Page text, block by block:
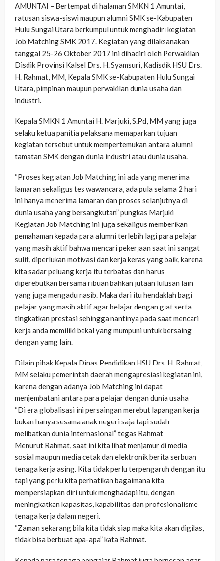
AMUNTAI – Bertempat di halaman SMKN 1 Amuntai,
ratusan siswa-siswi maupun alumni SMK se-Kabupaten
Hulu Sungai Utara berkumpul untuk menghadiri kegiatan
Job Matching SMK 2017. Kegiatan yang dilaksanakan
tanggal 25-26 Oktober 2017 ini dihadiri oleh Perwakilan
Disdik Provinsi Kalsel Drs. H. Syamsuri, Kadisdik HSU Drs.
H. Rahmat, MM, Kepala SMK se-Kabupaten Hulu Sungai
Utara, pimpinan maupun perwakilan dunia usaha dan
industri.
Kepala SMKN 1 Amuntai H. Marjuki, S.Pd, MM yang juga
selaku ketua panitia pelaksana memaparkan tujuan
kegiatan tersebut untuk mempertemukan antara alumni
tamatan SMK dengan dunia industri atau dunia usaha.
“Proses kegiatan Job Matching ini ada yang menerima
lamaran sekaligus tes wawancara, ada pula selama 2 hari
ini hanya menerima lamaran dan proses selanjutnya di
dunia usaha yang bersangkutan” pungkas Marjuki
Kegiatan Job Matching ini juga sekaligus memberikan
pemahaman kepada para alumni terlebih lagi para pelajar
yang masih aktif bahwa mencari pekerjaan saat ini sangat
sulit, diperlukan motivasi dan kerja keras yang baik, karena
kita sadar peluang kerja itu terbatas dan harus
diperebutkan bersama ribuan bahkan jutaan lulusan lain
yang juga mengadu nasib. Maka dari itu hendaklah bagi
pelajar yang masih aktif agar belajar dengan giat serta
tingkatkan prestasi sehingga nantinya pada saat mencari
kerja anda memiliki bekal yang mumpuni untuk bersaing
dengan yamg lain.
Dilain pihak Kepala Dinas Pendidikan HSU Drs. H. Rahmat,
MM selaku pemerintah daerah mengapresiasi kegiatan ini,
karena dengan adanya Job Matching ini dapat
menjembatani antara para pelajar dengan dunia usaha
“Di era globalisasi ini persaingan merebut lapangan kerja
bukan hanya sesama anak negeri saja tapi sudah
melibatkan dunia internasional” tegas Rahmat
Menurut Rahmat, saat ini kita lihat menjamur di media
sosial maupun media cetak dan elektronik berita serbuan
tenaga kerja asing. Kita tidak perlu terpengaruh dengan itu
tapi yang perlu kita perhatikan bagaimana kita
mempersiapkan diri untuk menghadapi itu, dengan
meningkatkan kapasitas, kapabilitas dan profesionalisme
tenaga kerja dalam negeri.
“Zaman sekarang bila kita tidak siap maka kita akan digilas,
tidak bisa berbuat apa-apa” kata Rahmat.